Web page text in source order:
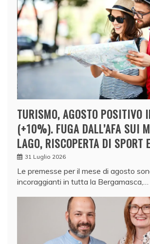
TURISMO, AGOSTO POSITIVO
(+10%). FUGA DALL’AFA SUI
LAGO, RISCOPERTA DI SPORT
31 Luglio 2026
Le premesse per il mese di agosto
incoraggianti in tutta la Bergamasca,…